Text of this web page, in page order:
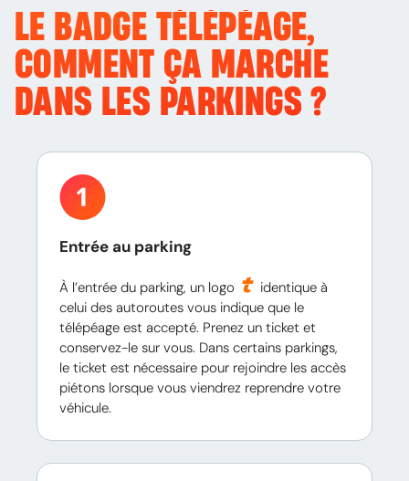
LE BADGE TÉLÉPÉAGE,
COMMENT ÇA MARCHE
DANS LES PARKINGS ?
Entrée au parking
À l’entrée du parking, un logo
identique à
celui des autoroutes vous indique que le
télépéage est accepté. Prenez un ticket et
conservez-le sur vous. Dans certains parkings,
le ticket est nécessaire pour rejoindre les accès
piétons lorsque vous viendrez reprendre votre
véhicule.